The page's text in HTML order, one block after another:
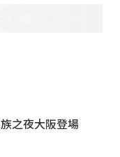
之夜大阪登場